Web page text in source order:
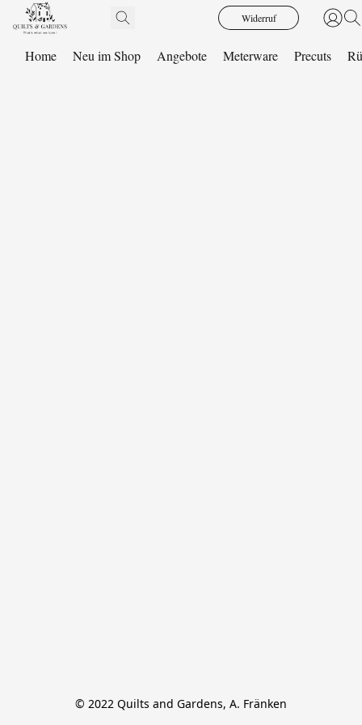
Widerruf
Home Neu im Shop Angebote Meterware Precuts
© 2022 Quilts and Gardens, A. Fränken